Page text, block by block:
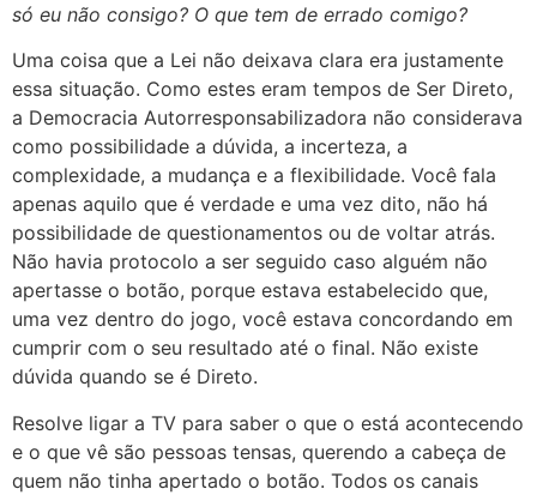
só eu não consigo? O que tem de errado comigo?
Uma coisa que a Lei não deixava clara era justamente
essa situação. Como estes eram tempos de Ser Direto,
a Democracia Autorresponsabilizadora não considerava
como possibilidade a dúvida, a incerteza, a
complexidade, a mudança e a flexibilidade. Você fala
apenas aquilo que é verdade e uma vez dito, não há
possibilidade de questionamentos ou de voltar atrás.
Não havia protocolo a ser seguido caso alguém não
apertasse o botão, porque estava estabelecido que,
uma vez dentro do jogo, você estava concordando em
cumprir com o seu resultado até o final. Não existe
dúvida quando se é Direto.
Resolve ligar a TV para saber o que o está acontecendo
e o que vê são pessoas tensas, querendo a cabeça de
quem não tinha apertado o botão. Todos os canais